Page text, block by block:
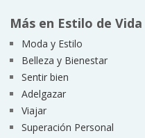
Más en Estilo de Vida
Moda y Estilo
Belleza y Bienestar
Sentir bien
Adelgazar
Viajar
Superación Personal